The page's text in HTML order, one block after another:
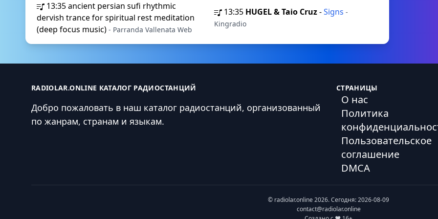
13:35ancient persian sufi rhythmic
dervish trance for spiritual rest meditation
(deep focus music) - Parranda Vallenata Web
13:35 HUGEL & Taio Cruz-Signs -
Kingradio
RADIOLAR.ONLINE КАТАЛОГ РАДИОСТАНЦИЙ
Добро пожаловать в наш каталог радиостанций, организованный
по жанрам, странам и языкам.
СТРАНИЦЫ
О нас
Политика
Пользовательское
соглашение
DMCA
© radiolar.online 2026. Сегодня: 2026-08-09
contact@radiolar.online